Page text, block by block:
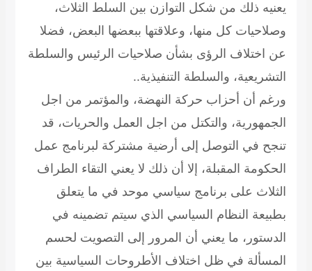
يعنيه ذلك من شكل التوازن بين السلط الثلاث،
وصلاحيات كل منها، وعلاقتها ببعضها البعض، فضلا
عن اختلاف الرؤى بشأن صلاحيات الرئيس والسلطة
التشريعية، والسلطة التنفيذية..
ورغم أن أحزاب حركة النهضة، والمؤتمر من اجل
الجمهورية، والتكتل من اجل العمل والحريات، قد
تنجح في التوصل إلى أرضية مشتركة لبرنامج عمل
الحكومة المقبلة، إلا أن ذلك لا يعني التقاء الطراف
الثلاث على برنامج سياسي موحد في ما يتعلق
بطبيعة النظام السياسي الذي سيتم تضمينه في
الدستور، ما يعني أن المرور إلى التصويت لحسم
المسألة في ظل اختلاف الأطروحات السياسية بين